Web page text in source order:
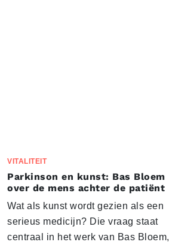
VITALITEIT
Parkinson en kunst: Bas Bloem
over de mens achter de patiënt
Wat als kunst wordt gezien als een
serieus medicijn? Die vraag staat
centraal in het werk van Bas Bloem,